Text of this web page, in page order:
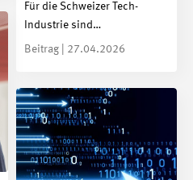
Für die Schweizer Tech-
Industrie sind…
Beitrag | 27.04.2026